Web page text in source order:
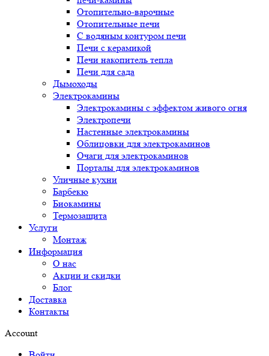
Отопительно-варочные
Отопительные печи
С водяным контуром печи
Печи с керамикой
Печи накопитель тепла
Печи для сада
Дымоходы
Электрокамины
Электрокамины с эффектом живого огня
Электропечи
Настенные электрокамины
Облицовки для электрокаминов
Очаги для электрокаминов
Порталы для электрокаминов
Уличные кухни
Барбекю
Биокамины
Термозащита
Услуги
Монтаж
Информация
О нас
Акции и скидки
Блог
Доставка
Контакты
Account